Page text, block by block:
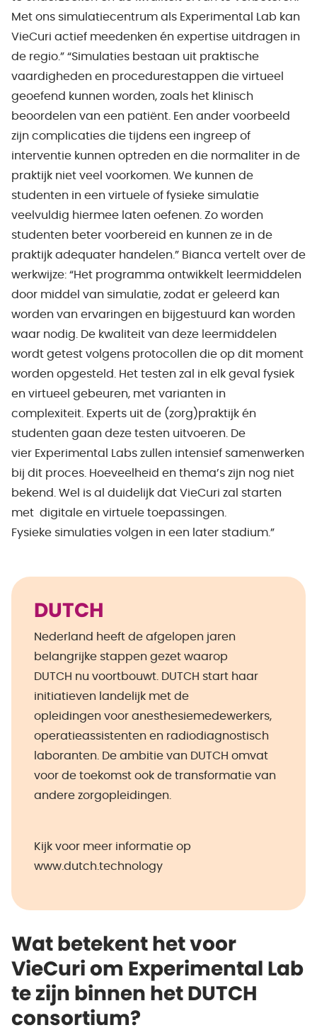
Met ons simulatiecentrum als Experimental Lab kan
VieCuri actief meedenken én expertise uitdragen in
de regio.” “Simulaties bestaan uit praktische
vaardigheden en procedurestappen die virtueel
geoefend kunnen worden, zoals het klinisch
beoordelen van een patiënt. Een ander voorbeeld
zijn complicaties die tijdens een ingreep of
interventie kunnen optreden en die normaliter in de
praktijk niet veel voorkomen. We kunnen de
studenten in een virtuele of fysieke simulatie
veelvuldig hiermee laten oefenen. Zo worden
studenten beter voorbereid en kunnen ze in de
praktijk adequater handelen.” Bianca vertelt over de
werkwijze: “Het programma ontwikkelt leermiddelen
door middel van simulatie, zodat er geleerd kan
worden van ervaringen en bijgestuurd kan worden
waar nodig. De kwaliteit van deze leermiddelen
wordt getest volgens protocollen die op dit moment
worden opgesteld. Het testen zal in elk geval fysiek
en virtueel gebeuren, met varianten in
complexiteit. Experts uit de (zorg)praktijk én
studenten gaan deze testen uitvoeren. De
vier Experimental Labs zullen intensief samenwerken
bij dit proces. Hoeveelheid en thema’s zijn nog niet
bekend. Wel is al duidelijk dat VieCuri zal starten
met digitale en virtuele toepassingen.
Fysieke simulaties volgen in een later stadium.”
DUTCH
Nederland heeft de afgelopen jaren
belangrijke stappen gezet waarop
DUTCH nu voortbouwt. DUTCH start haar
initiatieven landelijk met de
opleidingen voor anesthesiemedewerkers,
operatieassistenten en radiodiagnostisch
laboranten. De ambitie van DUTCH omvat
voor de toekomst ook de transformatie van
andere zorgopleidingen.
Kijk voor meer informatie op
www.dutch.technology
Wat betekent het voor
VieCuri om Experimental Lab
te zijn binnen het DUTCH
consortium?